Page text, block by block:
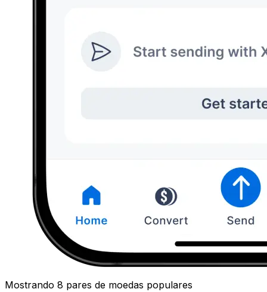
Mostrando 8 pares de moedas populares